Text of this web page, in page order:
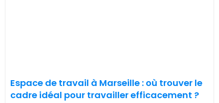
Espace de travail à Marseille : où trouver le
cadre idéal pour travailler efficacement ?